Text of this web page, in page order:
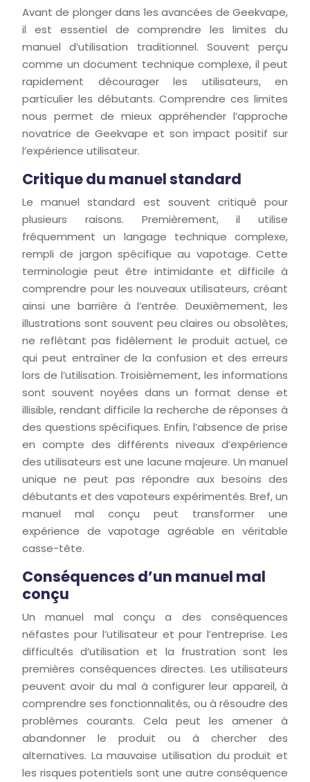
Avant de plonger dans les avancées de Geekvape,
il est essentiel de comprendre les limites du
manuel d’utilisation traditionnel. Souvent perçu
comme un document technique complexe, il peut
rapidement décourager les utilisateurs, en
particulier les débutants. Comprendre ces limites
nous permet de mieux appréhender l’approche
novatrice de Geekvape et son impact positif sur
l’expérience utilisateur.
Critique du manuel standard
Le manuel standard est souvent critiqué pour
plusieurs raisons. Premièrement, il utilise
fréquemment un langage technique complexe,
rempli de jargon spécifique au vapotage. Cette
terminologie peut être intimidante et difficile à
comprendre pour les nouveaux utilisateurs, créant
ainsi une barrière à l’entrée. Deuxièmement, les
illustrations sont souvent peu claires ou obsolètes,
ne reflétant pas fidèlement le produit actuel, ce
qui peut entraîner de la confusion et des erreurs
lors de l’utilisation. Troisièmement, les informations
sont souvent noyées dans un format dense et
illisible, rendant difficile la recherche de réponses à
des questions spécifiques. Enfin, l’absence de prise
en compte des différents niveaux d’expérience
des utilisateurs est une lacune majeure. Un manuel
unique ne peut pas répondre aux besoins des
débutants et des vapoteurs expérimentés. Bref, un
manuel mal conçu peut transformer une
expérience de vapotage agréable en véritable
casse-tête.
Conséquences d’un manuel mal
conçu
Un manuel mal conçu a des conséquences
néfastes pour l’utilisateur et pour l’entreprise. Les
difficultés d’utilisation et la frustration sont les
premières conséquences directes. Les utilisateurs
peuvent avoir du mal à configurer leur appareil, à
comprendre ses fonctionnalités, ou à résoudre des
problèmes courants. Cela peut les amener à
abandonner le produit ou à chercher des
alternatives. La mauvaise utilisation du produit et
les risques potentiels sont une autre conséquence